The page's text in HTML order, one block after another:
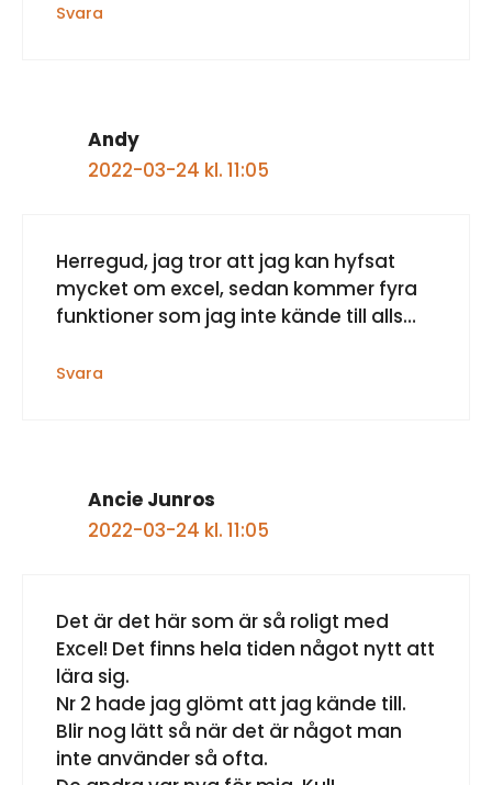
Svara
Andy
2022-03-24 kl. 11:05
Herregud, jag tror att jag kan hyfsat
mycket om excel, sedan kommer fyra
funktioner som jag inte kände till alls…
Svara
Ancie Junros
2022-03-24 kl. 11:05
Det är det här som är så roligt med
Excel! Det finns hela tiden något nytt att
lära sig.
Nr 2 hade jag glömt att jag kände till.
Blir nog lätt så när det är något man
inte använder så ofta.
Artikel tillagd till varukorg.
0 artiklar - 0,00 kr
Kassa